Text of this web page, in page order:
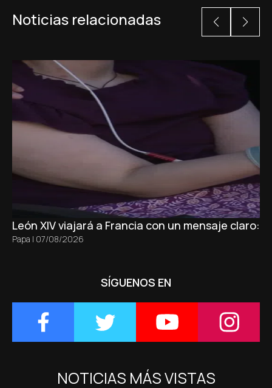
Noticias relacionadas
León XIV viajará a Francia con un mensaje claro:
Papa | 07/08/2026
SÍGUENOS EN
NOTICIAS MÁS VISTAS